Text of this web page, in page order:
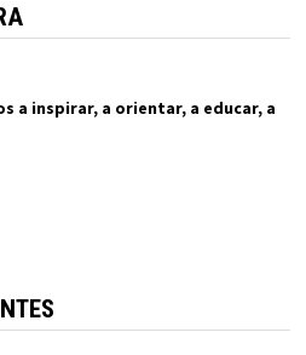
a inspirar, a orientar, a educar, a